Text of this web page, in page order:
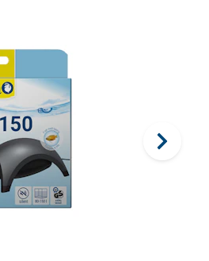
reis en onderweg
benodigdheden
alles